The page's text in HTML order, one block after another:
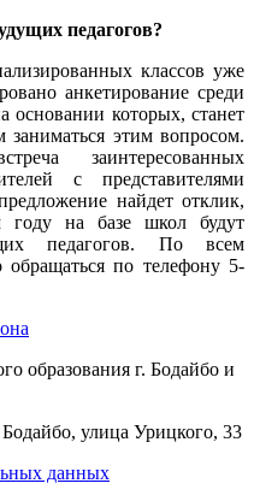
педагогов?
классов уже
анкетирование среди
основании которых, станет
этим вопросом.
заинтересованных
с представителями
найдет отклик,
на базе школ будут
педагогов. По всем
по телефону 5-
образования г. Бодайбо и
улица Урицкого, 33
данных